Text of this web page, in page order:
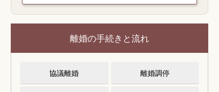
離婚の手続きと流れ
協議離婚 離婚調停